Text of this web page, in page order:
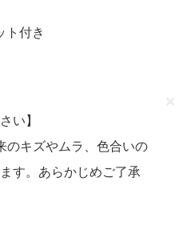
付き
い】
のキズやムラ、色合いの
す。あらかじめご了承